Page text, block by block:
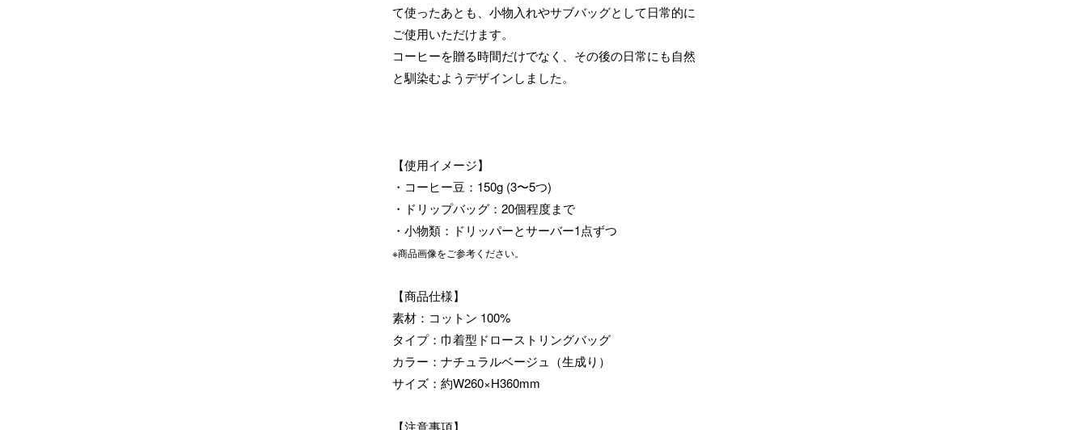
て使ったあとも、小物入れやサブバッグとして日常的に
ご使用いただけます。
コーヒーを贈る時間だけでなく、その後の日常にも自然
と馴染むようデザインしました。
【使用イメージ】
・コーヒー豆：150g (3〜5つ)
・ドリップバッグ：20個程度まで
・小物類：ドリッパーとサーバー1点ずつ
※商品画像をご参考ください。
【商品仕様】
素材：コットン 100%
タイプ：巾着型ドローストリングバッグ
カラー：ナチュラルベージュ（生成り）
サイズ：約W260×H360mm
【注意事項】